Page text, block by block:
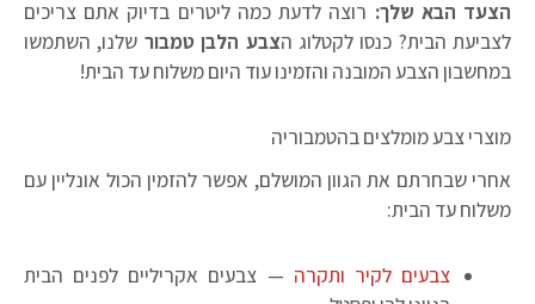
הצעד הבא שלך: רוצה לדעת כמה ליטרים בדיוק אתם צריכים
לצביעת הבית? כנסו לקטלוג הצבע הלבן טמבורשלנו, השתמשו
במחשבון הצבע המובנה והזמינו עוד היום משלוח עד הבית!
מוצרי צבע מומלצים בהטמבוריה
אחרי שבחרתם את הגוון המושלם, אפשר להזמין הכול אונליין עם
משלוח עד הבית:
צבעים לקיר ותקרה — צבעים אקריליים לפנים הבית